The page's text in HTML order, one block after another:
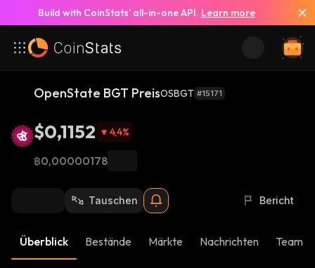
Build with CoinStats’ all-in-one API. Learn more
OpenState BGT PreisOSBGT #15171
$0,1152 4,4%
฿0,00000178
Tauschen Bericht
Überblick Bestände Märkte Nachrichten Team-